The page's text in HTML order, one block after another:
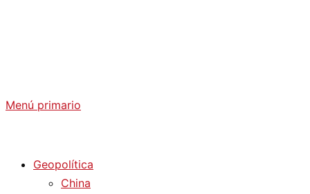
Menú primario
Geopolítica
China